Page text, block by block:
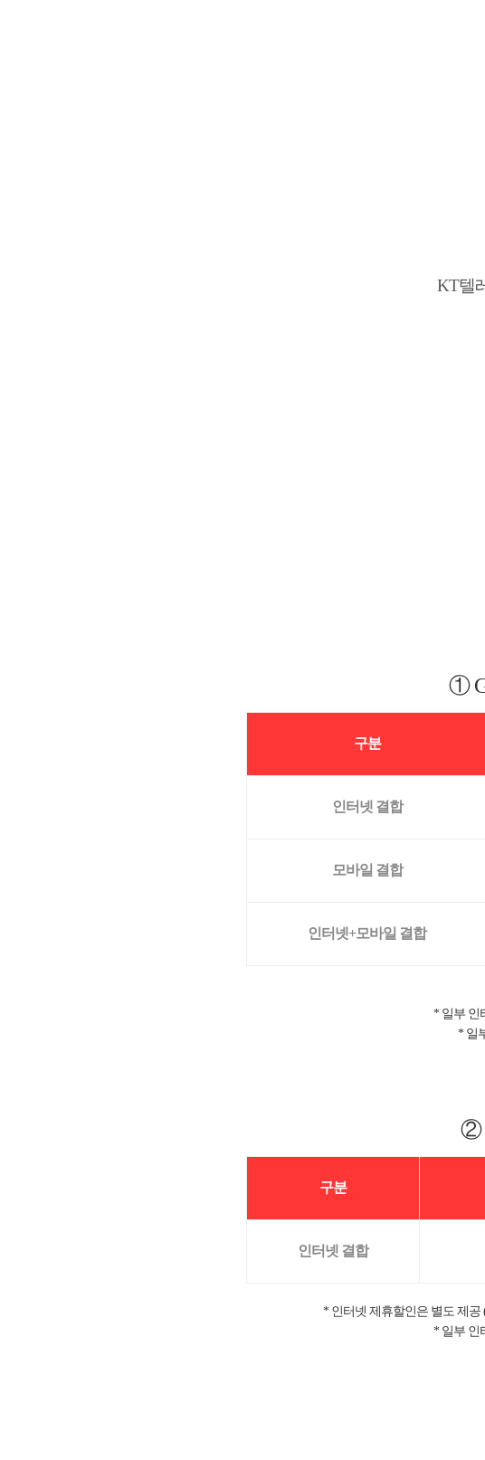
KT텔
①
구분
인터넷 결합
모바일 결합
인터넷+모바일 결합
* 일부 인
* 일
②
구분
인터넷 결합
* 인터넷 제휴할인은 별도 제공
* 일부 인